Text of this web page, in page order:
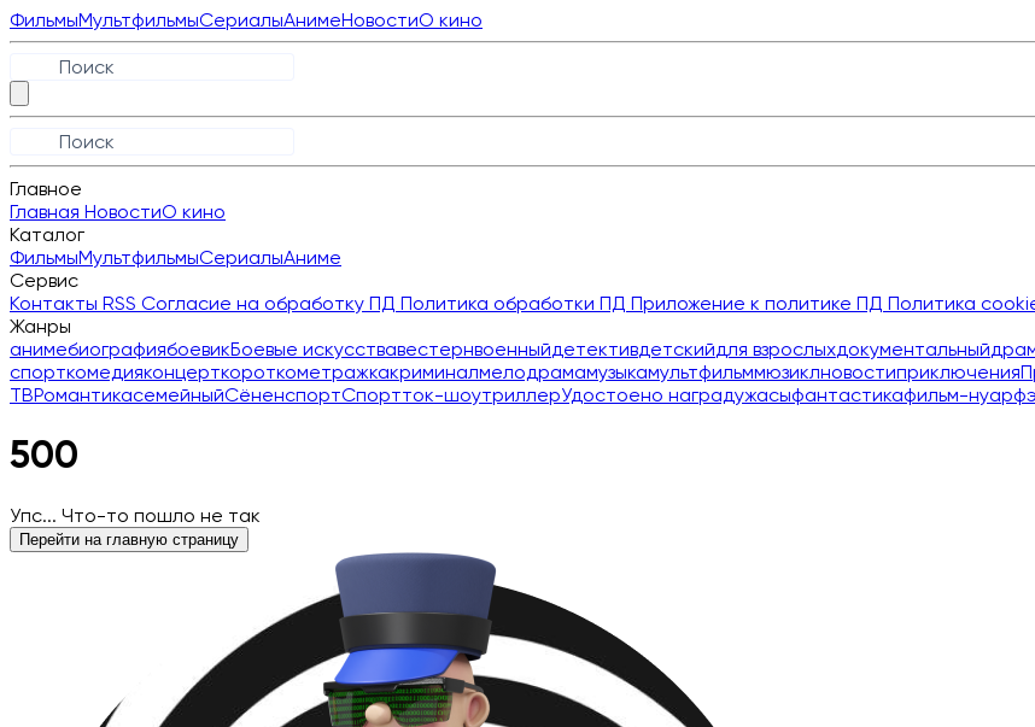
ФильмыМультфильмыСериалыАнимеНовостиО кино
Главное
Главная НовостиО кино
Каталог
ФильмыМультфильмыСериалыАниме
Сервис
Контакты RSS Согласие на обработку ПД Политика обработки ПД Приложение к политике ПД Политика
Жанры
анимебиографиябоевикБоевые искусствавестернвоенныйдетективдетскийдля взрослыхдокументальный
спорткомедияконцерткороткометражкакриминалмелодрамамузыкамультфильммюзиклновостиприключения
ТВРомантикасемейныйСёненспортСпортток-шоутриллерУдостоено наградужасыфантастикафильм-нуар
500
Упс... Что-то пошло не так
Перейти на главную страницу